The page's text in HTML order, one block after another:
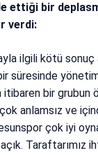
ettiği bir
verdi:
ilgili kötü sonuç
süresinde
itibaren bir
anlamsız ve
çok iyi
açık.